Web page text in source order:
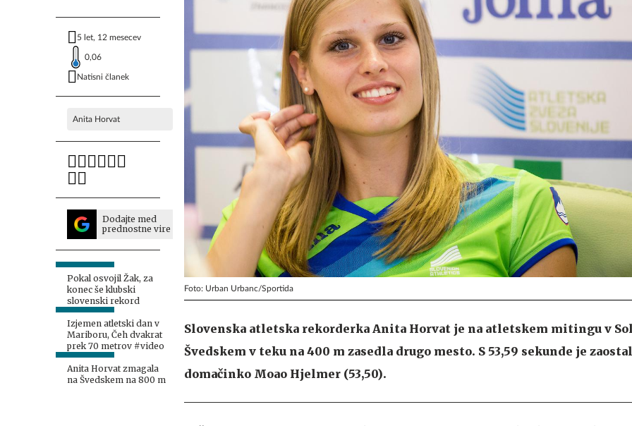
5 let, 12 mesecev
0,06
Natisni članek
Anita Horvat
Dodajte med
prednostne vire
Pokal osvojil Žak, za
konec še klubski
slovenski rekord
Izjemen atletski dan v
Mariboru, Čeh dvakrat
prek 70 metrov #video
Anita Horvat zmagala
na Švedskem na 800 m
Foto: Urban Urbanc/Sportida
Slovenska atletska rekorderka Anita Horvat je na atletskem mitingu v
Švedskem v teku na 400 m zasedla drugo mesto. S 53,59 sekunde je
domačinko Moao Hjelmer (53,50).